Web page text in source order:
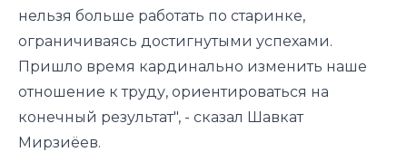
нельзя больше работать по старинке,
ограничиваясь достигнутыми успехами.
Пришло время кардинально изменить наше
отношение к труду, ориентироваться на
конечный результат", - сказал Шавкат
Мирзиёев.